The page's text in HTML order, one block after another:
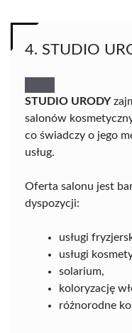
4. STUDIO
STUDIO URODY
salonów
co świadczy o jego
usług.
Oferta salonu jest
dyspozycji:
usługi
usługi
solarium,
koloryzację
różnorodne